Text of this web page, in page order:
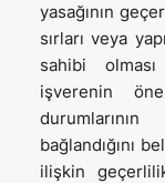
yasağının
sırları veya
sahibi
işverenin
bağlandığını
ilişkin